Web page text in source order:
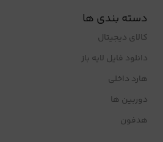
دسته بندی ها
کالای دیجیتال
دانلود فایل لایه باز
هارد داخلی
دوربین ها
هدفون